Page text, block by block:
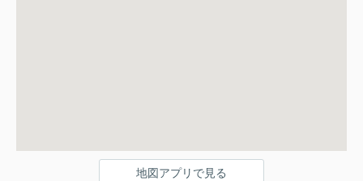
地図アプリで見る